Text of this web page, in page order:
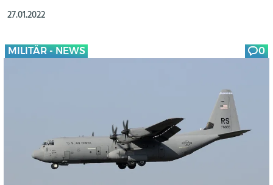
27.01.2022
MILITÄR - NEWS 0